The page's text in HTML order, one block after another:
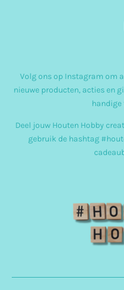
Volg ons op Instagram om
nieuwe producten, acties en
Deel jouw Houten Hobby
gebruik de hashtag